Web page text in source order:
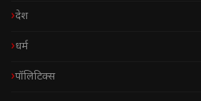
देश
धर्म
पॉलिटिक्स